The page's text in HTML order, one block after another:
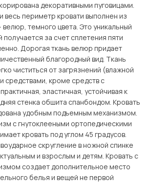
декоративными пуговицами.
весь периметр кровати выполнен из
темного цвета. Это уникальный
за счет сплетения пяти
Дорогая ткань велюр придает
благородный вид. Ткань
чиститься от загрязнений (влажной
средствами, кроме средств с
эластичная, устойчивая к
стенка обшита спанбондом. Кровать
удобным подъемным механизмом.
с гнутоклееными ортопедическими
кровать под углом 45 градусов.
скругление в ножной спинке
и взрослым и детям. Кровать с
создает дополнительное место
белья и вещей не первой